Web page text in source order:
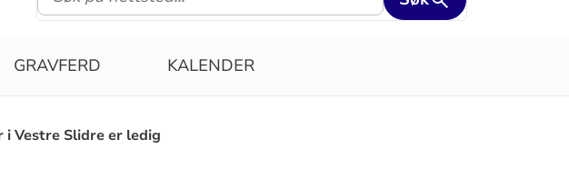
GRAVFERD KALENDER
i Vestre Slidre er ledig